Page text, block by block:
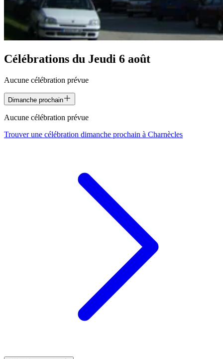
Célébrations du Jeudi 6 août
Aucune célébration prévue
Dimanche prochain
Aucune célébration prévue
Trouver une célébration dimanche prochain à Charnècles